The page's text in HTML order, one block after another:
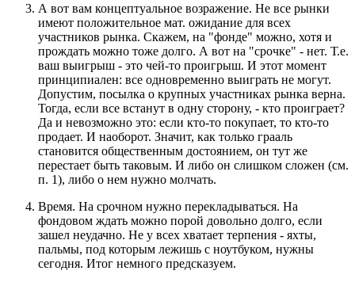
А вот вам концептуальное возражение. Не все рынки
имеют положительное мат. ожидание для всех
участников рынка. Скажем, на "фонде" можно, хотя и
прождать можно тоже долго. А вот на "срочке" - нет. Т.е.
ваш выигрыш - это чей-то проигрыш. И этот момент
принципиален: все одновременно выиграть не могут.
Допустим, посылка о крупных участниках рынка верна.
Тогда, если все встанут в одну сторону, - кто проиграет?
Да и невозможно это: если кто-то покупает, то кто-то
продает. И наоборот. Значит, как только грааль
становится общественным достоянием, он тут же
перестает быть таковым. И либо он слишком сложен (см.
п. 1), либо о нем нужно молчать.
Время. На срочном нужно перекладываться. На
фондовом ждать можно порой довольно долго, если
зашел неудачно. Не у всех хватает терпения - яхты,
пальмы, под которым лежишь с ноутбуком, нужны
сегодня. Итог немного предсказуем.